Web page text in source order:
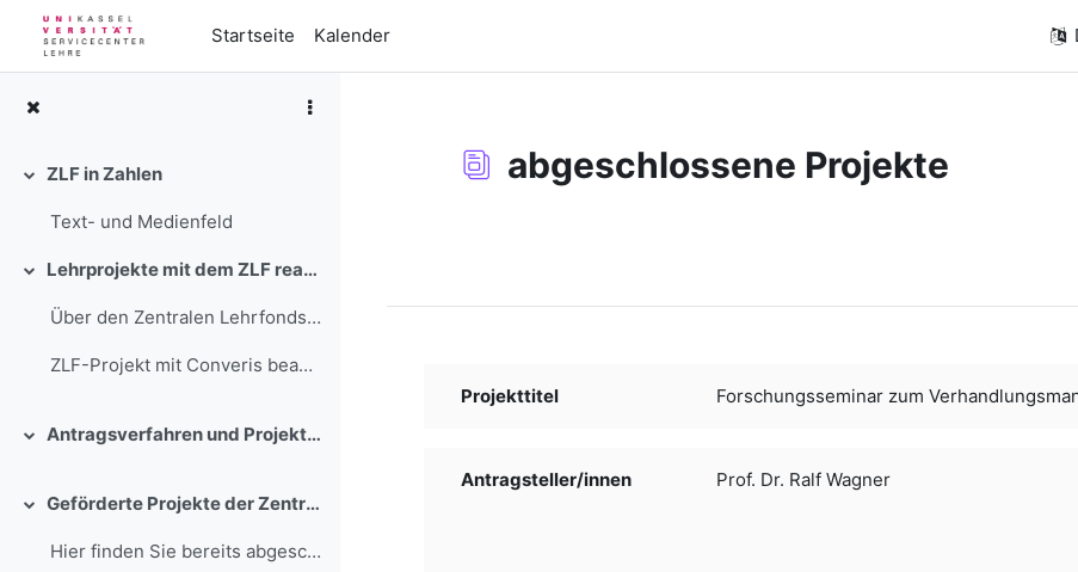
Zum Hauptinhalt
Startseite
Kalender
Einklappen
ZLF in Zahlen
Text- und Medienfeld
Einklappen Lehrprojekte mit dem ZLF realisieren
Über den Zentralen Lehrfonds stehen in einem wettb...
ZLF-Projekt mit Converis beantra...
Einklappen Antragsverfahren und Projektbegleitung
Einklappen Geförderte Projekte der Zentralen Lehrförderung der Universität Kassel
Hier finden Sie bereits abgeschlossene Projekte, d...
abgeschlossene Projekte
Projekttitel Forschungsseminar zum
Antragsteller/­­innen Prof. Dr. Ralf Wagner